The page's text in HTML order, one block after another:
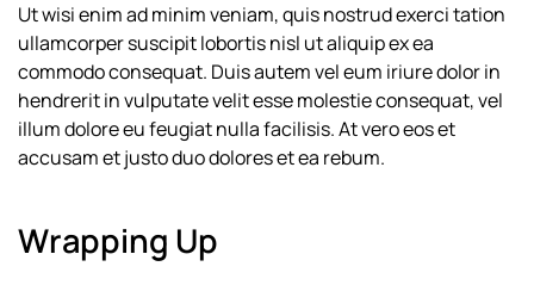
Ut wisi enim ad minim veniam, quis nostrud exerci tation
ullamcorper suscipit lobortis nisl ut aliquip ex ea
commodo consequat. Duis autem vel eum iriure dolor in
hendrerit in vulputate velit esse molestie consequat, vel
illum dolore eu feugiat nulla facilisis. At vero eos et
accusam et justo duo dolores et ea rebum.
Wrapping Up